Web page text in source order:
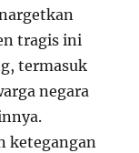
tragis ini
termasuk
negara
ketegangan